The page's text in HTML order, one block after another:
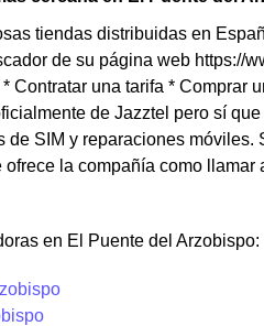
tiendas distribuidas en
de su página web https://
Contratar una tarifa * Comprar
de Jazztel pero sí
SIM y reparaciones
la compañía como
en El Puente del Arzobispo: